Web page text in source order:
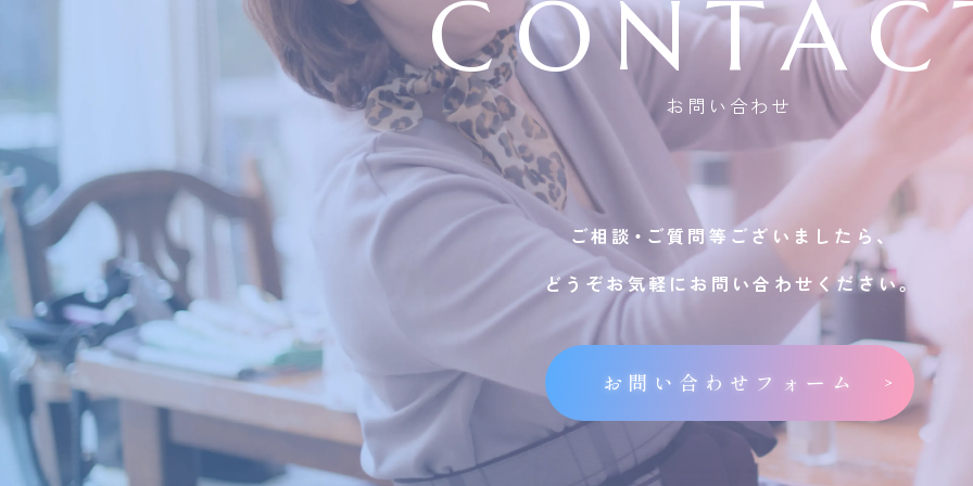
お問い合わせ
ご相談・ご質問等ございましたら、
どうぞお気軽にお問い合わせください。
お問い合わせフォーム